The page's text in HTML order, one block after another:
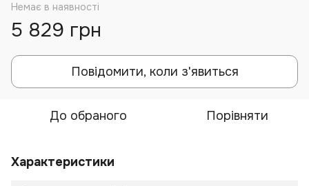
Немає в наявності
5 829 грн
Повідомити, коли з'явиться
До обраного Порівняти
Характеристики